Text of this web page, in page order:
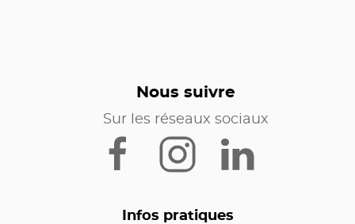
Nous suivre
Sur les réseaux sociaux
Infos pratiques